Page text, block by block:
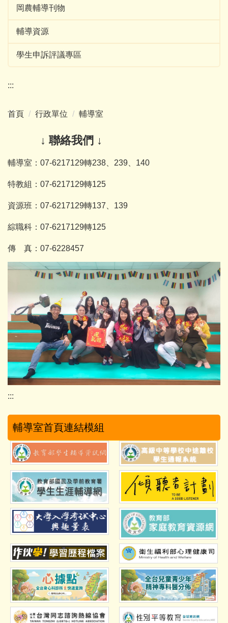
岡農輔導刊物
輔導資源
學生申訴評議專區
:::
首頁 行政單位 輔導室
↓ 聯絡我們 ↓
輔導室：07-6217129轉238、239、140
特教組：07-6217129轉125
資源班：07-6217129轉137、139
綜職科：07-6217129轉125
傳 真：07-6228457
:::
輔導室首頁連結模組